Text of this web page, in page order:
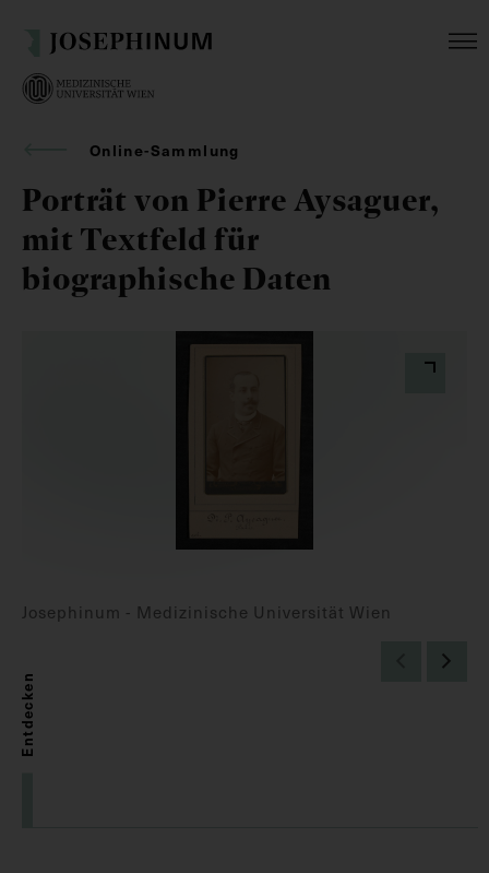
Online-Sammlung
Porträt von Pierre Aysaguer,
mit Textfeld für
biographische Daten
Josephinum - Medizinische Universität Wien
Entdecken